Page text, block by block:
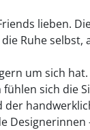
lieben.
Ruhe
um sich
sich die